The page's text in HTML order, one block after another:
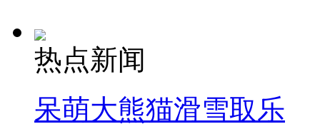
热点新闻
呆萌大熊猫滑雪取乐